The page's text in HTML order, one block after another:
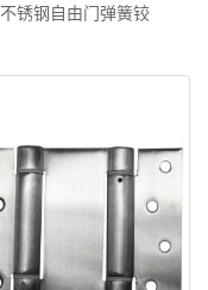
不锈钢自由门弹簧铰